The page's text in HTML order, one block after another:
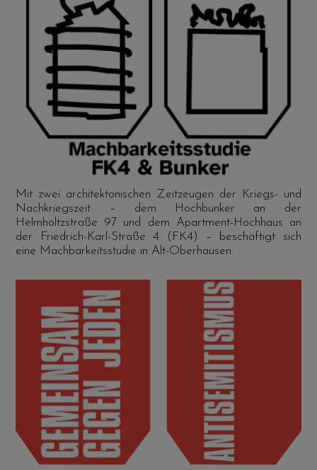
Mit zwei architektonischen Zeitzeugen der Kriegs- und
Nachkriegszeit – dem Hochbunker an der
Helmholtzstraße 97 und dem Apartment-Hochhaus an
der Friedrich-Karl-Straße 4 (FK4) – beschäftigt sich
eine Machbarkeitsstudie in Alt-Oberhausen.